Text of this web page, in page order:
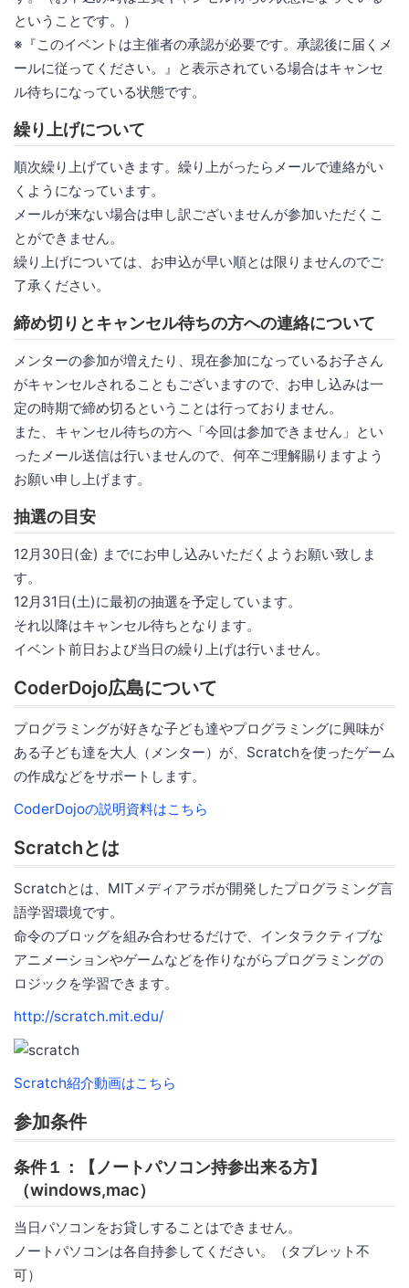
ということです。）
※『このイベントは主催者の承認が必要です。承認後に届くメ
ールに従ってください。』と表示されている場合はキャンセ
ル待ちになっている状態です。
繰り上げについて
順次繰り上げていきます。繰り上がったらメールで連絡がい
くようになっています。
メールが来ない場合は申し訳ございませんが参加いただくこ
とができません。
繰り上げについては、お申込が早い順とは限りませんのでご
了承ください。
締め切りとキャンセル待ちの方への連絡について
メンターの参加が増えたり、現在参加になっているお子さん
がキャンセルされることもございますので、お申し込みは一
定の時期で締め切るということは行っておりません。
また、キャンセル待ちの方へ「今回は参加できません」とい
ったメール送信は行いませんので、何卒ご理解賜りますよう
お願い申し上げます。
抽選の目安
12月30日(金) までにお申し込みいただくようお願い致しま
す。
12月31日(土)に最初の抽選を予定しています。
それ以降はキャンセル待ちとなります。
イベント前日および当日の繰り上げは行いません。
CoderDojo広島について
プログラミングが好きな子ども達やプログラミングに興味が
ある子ども達を大人（メンター）が、Scratchを使ったゲーム
の作成などをサポートします。
CoderDojoの説明資料はこちら
Scratchとは
Scratchとは、MITメディアラボが開発したプログラミング言
語学習環境です。
命令のブロッグを組み合わせるだけで、インタラクティブな
アニメーションやゲームなどを作りながらプログラミングの
ロジックを学習できます。
http://scratch.mit.edu/
Scratch紹介動画はこちら
参加条件
条件１：【ノートパソコン持参出来る方】
（windows,mac）
当日パソコンをお貸しすることはできません。
ノートパソコンは各自持参してください。（タブレット不
可）